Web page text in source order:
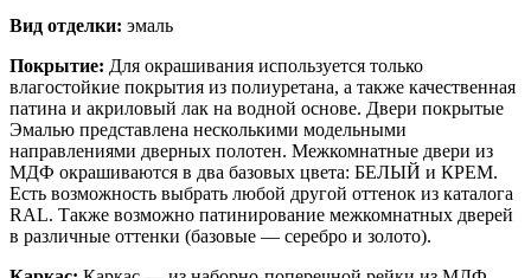
Вид отделки: эмаль
Покрытие: Для окрашивания используется только
влагостойкие покрытия из полиуретана, а также качественная
патина и акриловый лак на водной основе. Двери покрытые
Эмалью представлена несколькими модельными
направлениями дверных полотен. Межкомнатные двери из
МДФ окрашиваются в два базовых цвета: БЕЛЫЙ и КРЕМ.
Есть возможность выбрать любой другой оттенок из каталога
RAL. Также возможно патинирование межкомнатных дверей
в различные оттенки (базовые — серебро и золото).